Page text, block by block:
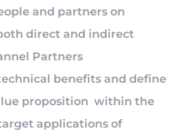
and partners on
direct and indirect
Partners
benefits and define
proposition within the
applications of